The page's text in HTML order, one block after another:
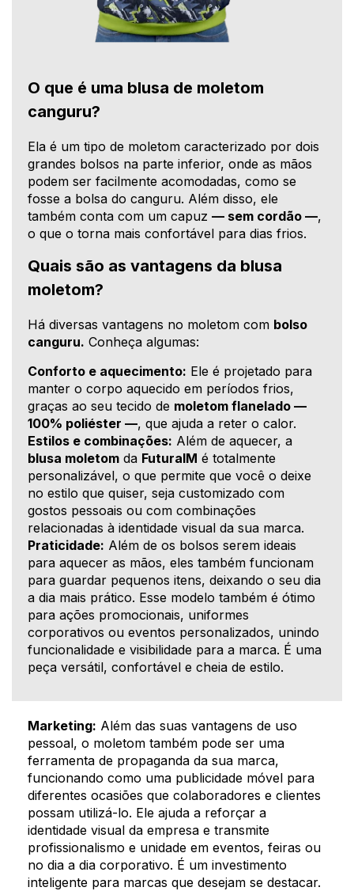
O que é uma blusa de moletom
canguru?
Ela é um tipo de moletom caracterizado por dois
grandes bolsos na parte inferior, onde as mãos
podem ser facilmente acomodadas, como se
fosse a bolsa do canguru. Além disso, ele
também conta com um capuz — sem cordão —,
o que o torna mais confortável para dias frios.
Quais são as vantagens da blusa
moletom?
Há diversas vantagens no moletom com bolso
canguru. Conheça algumas:
Conforto e aquecimento: Ele é projetado para
manter o corpo aquecido em períodos frios,
graças ao seu tecido de moletom flanelado —
100% poliéster —, que ajuda a reter o calor.
Estilos e combinações: Além de aquecer, a
blusa moletom da FuturaIM é totalmente
personalizável, o que permite que você o deixe
no estilo que quiser, seja customizado com
gostos pessoais ou com combinações
relacionadas à identidade visual da sua marca.
Praticidade: Além de os bolsos serem ideais
para aquecer as mãos, eles também funcionam
para guardar pequenos itens, deixando o seu dia
a dia mais prático. Esse modelo também é ótimo
para ações promocionais, uniformes
corporativos ou eventos personalizados, unindo
funcionalidade e visibilidade para a marca. É uma
peça versátil, confortável e cheia de estilo.
Marketing: Além das suas vantagens de uso
pessoal, o moletom também pode ser uma
ferramenta de propaganda da sua marca,
funcionando como uma publicidade móvel para
diferentes ocasiões que colaboradores e clientes
possam utilizá-lo. Ele ajuda a reforçar a
identidade visual da empresa e transmite
profissionalismo e unidade em eventos, feiras ou
no dia a dia corporativo. É um investimento
inteligente para marcas que desejam se destacar.